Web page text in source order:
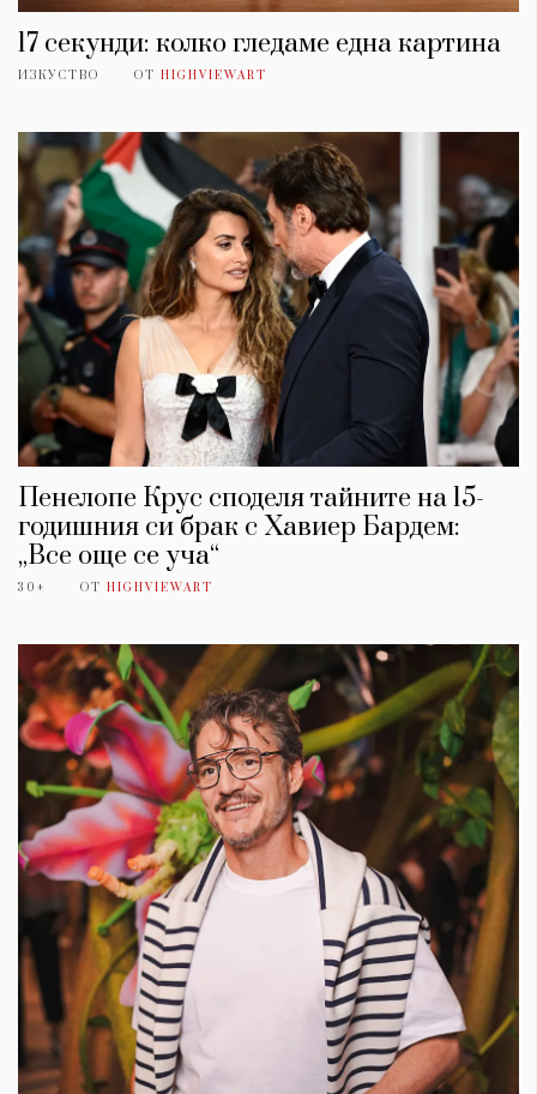
17 секунди: колко гледаме една картина
ИЗКУСТВО ОТ HIGHVIEWART
Пенелопе Крус споделя тайните на 15-
годишния си брак с Хавиер Бардем:
„Все още се уча“
30+ ОТ HIGHVIEWART